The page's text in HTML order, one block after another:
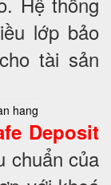
lớp bảo
tài sản
Deposit
chuẩn của